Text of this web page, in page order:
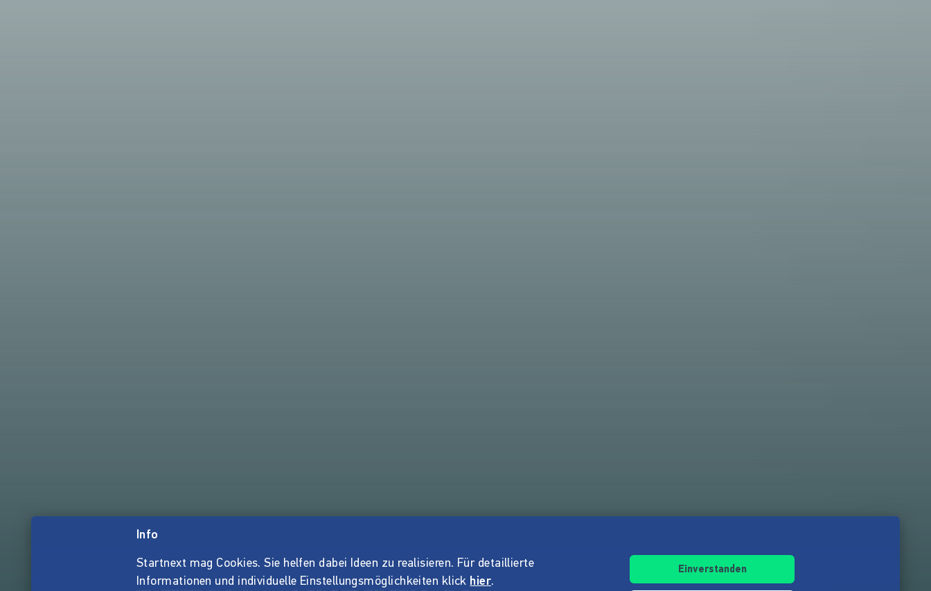
Info
Startnext mag Cookies. Sie helfen dabei Ideen zu realisieren. Für detaillierte
Informationen und individuelle Einstellungsmöglichkeiten klick hier.
Einverstanden